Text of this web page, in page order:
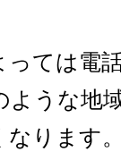
ては電
うな地
なります